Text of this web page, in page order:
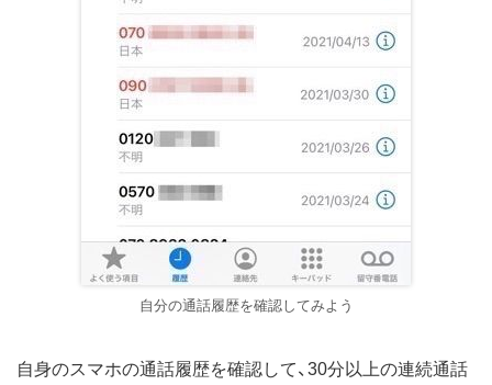
自分の通話履歴を確認してみよう
自身のスマホの通話履歴を確認して、30分以上の連続通話